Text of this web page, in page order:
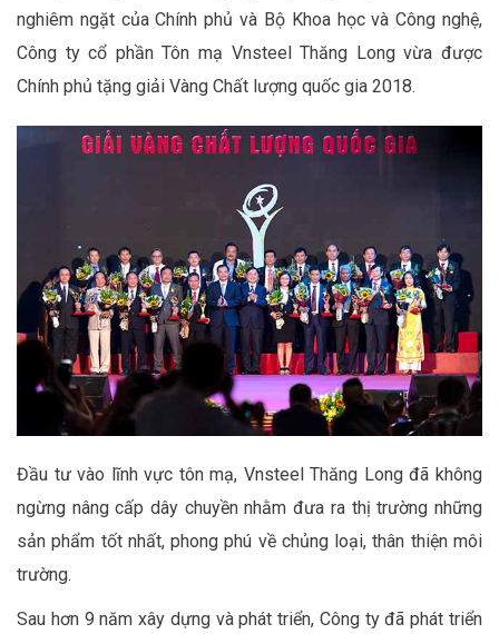
nghiêm ngặt của Chính phủ và Bộ Khoa học và Công nghệ,
Công ty cổ phần Tôn mạ Vnsteel Thăng Long vừa được
Chính phủ tặng giải Vàng Chất lượng quốc gia 2018.
Đầu tư vào lĩnh vực tôn mạ, Vnsteel Thăng Long đã không
ngừng nâng cấp dây chuyền nhằm đưa ra thị trường những
sản phẩm tốt nhất, phong phú về chủng loại, thân thiện môi
trường.
Sau hơn 9 năm xây dựng và phát triển, Công ty đã phát triển